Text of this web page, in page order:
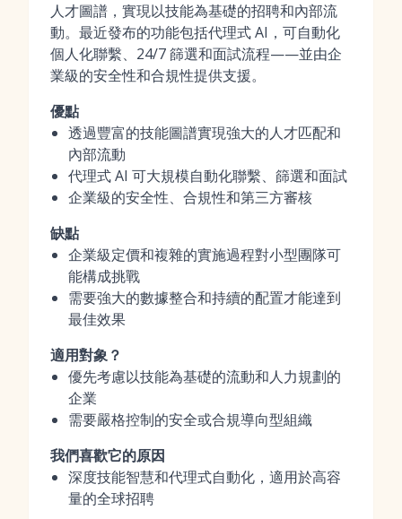
人才圖譜，實現以技能為基礎的招聘和內部流
動。最近發布的功能包括代理式 AI，可自動化
個人化聯繫、24/7 篩選和面試流程——並由企
業級的安全性和合規性提供支援。
優點
透過豐富的技能圖譜實現強大的人才匹配和
內部流動
代理式 AI 可大規模自動化聯繫、篩選和面試
企業級的安全性、合規性和第三方審核
缺點
企業級定價和複雜的實施過程對小型團隊可
能構成挑戰
需要強大的數據整合和持續的配置才能達到
最佳效果
適用對象？
優先考慮以技能為基礎的流動和人力規劃的
企業
需要嚴格控制的安全或合規導向型組織
我們喜歡它的原因
深度技能智慧和代理式自動化，適用於高容
量的全球招聘